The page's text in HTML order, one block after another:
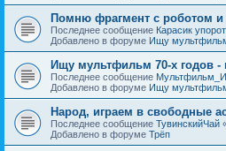
Помню фрагмент с роботом и
Последнее сообщение Карасик
Добавлено в форуме Ищу
Ищу мультфильм 70-х годов -
Последнее сообщение
Добавлено в форуме Ищу
Народ, играем в свободные
Последнее сообщение ТувинскийЧай
Добавлено в форуме Трёп